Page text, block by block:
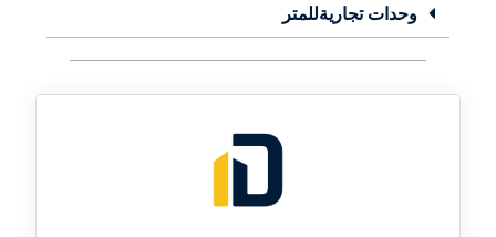
وحدات تجاريةللمتر